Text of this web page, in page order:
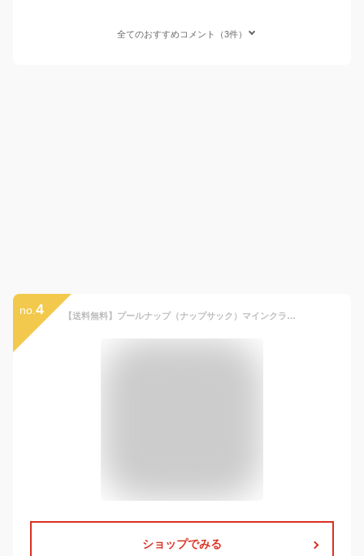
全てのおすすめコメント（3件）
no. 4 【送料無料】プールナップ（ナップサック）マインクラフト【E8632YB:55 グリーン】2026年版/ カイタック プールバッグ ビーチバッグ スイムバッグ マイクラ
ショップでみる